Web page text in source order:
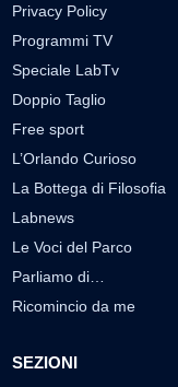
Privacy Policy
Programmi TV
Speciale LabTv
Doppio Taglio
Free sport
L’Orlando Curioso
La Bottega di Filosofia
Labnews
Le Voci del Parco
Parliamo di…
Ricomincio da me
SEZIONI